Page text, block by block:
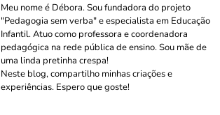
Meu nome é Débora. Sou fundadora do projeto
"Pedagogia sem verba" e especialista em Educação
Infantil. Atuo como professora e coordenadora
pedagógica na rede pública de ensino. Sou mãe de
uma linda pretinha crespa!
Neste blog, compartilho minhas criações e
experiências. Espero que goste!